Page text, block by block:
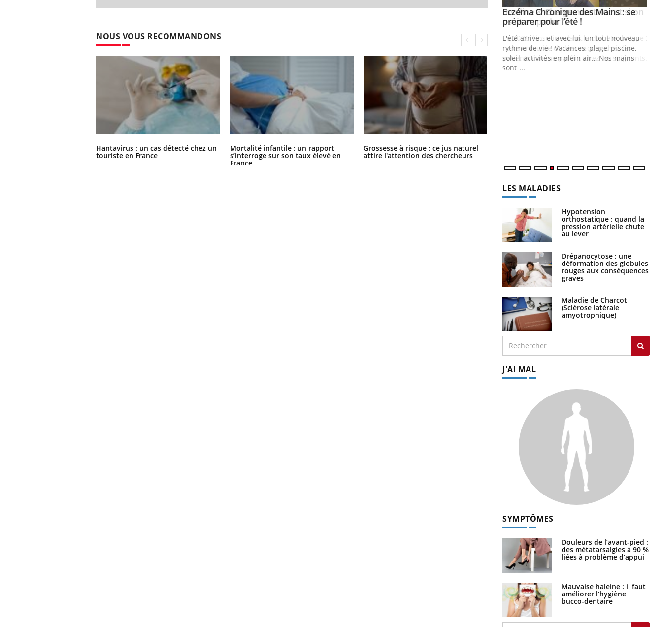
NOUS VOUS RECOMMANDONS
Hantavirus : un cas détecté chez un
touriste en France
Mortalité infantile : un rapport
s’interroge sur son taux élevé en
France
Grossesse à risque : ce jus naturel
attire l'attention des chercheurs
Eczéma Chronique des Mains :
Il y a des sujets qui sont faciles à aborder...
d'autres non ! D'un côté, poser des
questions sur la maladie d'un proche c'est
Insuline & Charge mentale : et si on
En 2026, l'insuline dans le diabète de type 2
reste entourée d'idées reçues chez les
patients comme parfois chez les soignants.
Youtube
Eczéma Chronique des Mains : se
préparer pour l’été !Youtube
L'été arrive… et avec lui, un tout nouveau
rythme de vie ! Vacances, plage, piscine,
soleil, activités en plein air… Nos mains
sont ...
LES MALADIES
Hypotension
orthostatique : quand la
pression artérielle chute
au lever
Drépanocytose : une
déformation des globules
rouges aux conséquences
graves
Maladie de Charcot
(Sclérose latérale
amyotrophique)
J'AI MAL
SYMPTÔMES
Douleurs de l’avant-pied :
des métatarsalgies à 90 %
liées à problème d’appui
Mauvaise haleine : il faut
améliorer l’hygiène
bucco-dentaire